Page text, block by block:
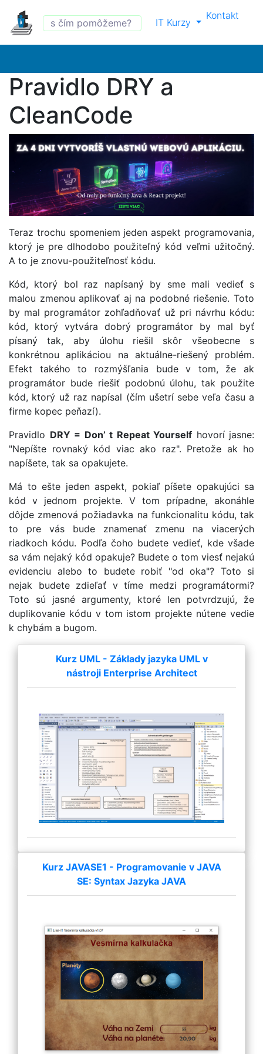
IT Kurzy
Kontakt
Pravidlo DRY a
CleanCode
Teraz trochu spomeniem jeden aspekt programovania,
ktorý je pre dlhodobo použiteľný kód veľmi užitočný.
A to je znovu-použiteľnosť kódu.
Kód, ktorý bol raz napísaný by sme mali vedieť s
malou zmenou aplikovať aj na podobné riešenie. Toto
by mal programátor zohľadňovať už pri návrhu kódu:
kód, ktorý vytvára dobrý programátor by mal byť
písaný tak, aby úlohu riešil skôr všeobecne s
konkrétnou aplikáciou na aktuálne-riešený problém.
Efekt takého to rozmýšľania bude v tom, že ak
programátor bude riešiť podobnú úlohu, tak použite
kód, ktorý už raz napísal (čím ušetrí sebe veľa času a
firme kopec peňazí).
Pravidlo DRY = Don’ t Repeat Yourself hovorí jasne:
"Nepíšte rovnaký kód viac ako raz". Pretože ak ho
napíšete, tak sa opakujete.
Má to ešte jeden aspekt, pokiaľ píšete opakujúci sa
kód v jednom projekte. V tom prípadne, akonáhle
dôjde zmenová požiadavka na funkcionalitu kódu, tak
to pre vás bude znamenať zmenu na viacerých
riadkoch kódu. Podľa čoho budete vedieť, kde všade
sa vám nejaký kód opakuje? Budete o tom viesť nejakú
evidenciu alebo to budete robiť "od oka"? Toto si
nejak budete zdieľať v tíme medzi programátormi?
Toto sú jasné argumenty, ktoré len potvrdzujú, že
duplikovanie kódu v tom istom projekte nútene vedie
k chybám a bugom.
Kurz UML - Základy jazyka UML v
nástroji Enterprise Architect
Kurz JAVASE1 - Programovanie v JAVA
SE: Syntax Jazyka JAVA